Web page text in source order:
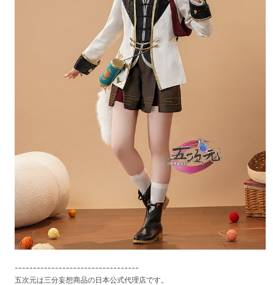
----------------------------------
五次元は三分妄想商品の日本公式代理店です。